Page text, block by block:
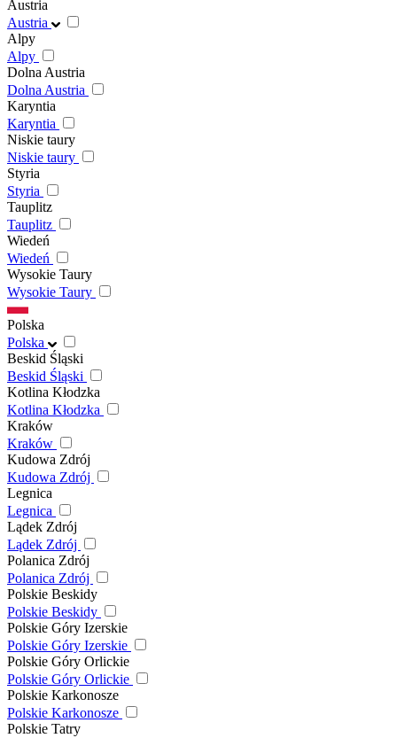
Austria
Austria
Alpy
Alpy
Dolna Austria
Dolna Austria
Karyntia
Karyntia
Niskie taury
Niskie taury
Styria
Styria
Tauplitz
Tauplitz
Wiedeń
Wiedeń
Wysokie Taury
Wysokie Taury
Polska
Polska
Beskid Śląski
Beskid Śląski
Kotlina Kłodzka
Kotlina Kłodzka
Kraków
Kraków
Kudowa Zdrój
Kudowa Zdrój
Legnica
Legnica
Lądek Zdrój
Lądek Zdrój
Polanica Zdrój
Polanica Zdrój
Polskie Beskidy
Polskie Beskidy
Polskie Góry Izerskie
Polskie Góry Izerskie
Polskie Góry Orlickie
Polskie Góry Orlickie
Polskie Karkonosze
Polskie Karkonosze
Polskie Tatry